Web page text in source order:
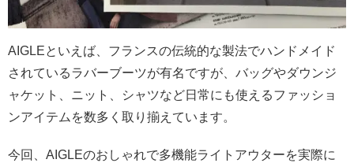
AIGLEといえば、フランスの伝統的な製法でハンドメイド
されているラバーブーツが有名ですが、バッグやダウンジ
ャケット、ニット、シャツなど日常にも使えるファッショ
ンアイテムを数多く取り揃えています。
今回、AIGLEのおしゃれで多機能ライトアウターを実際に